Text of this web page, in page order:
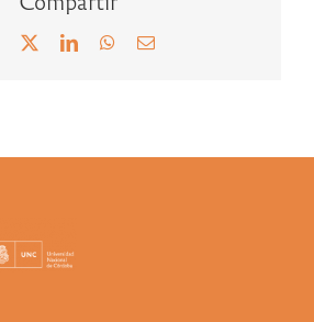
Facebook LinkedInWhatsApp
Correo